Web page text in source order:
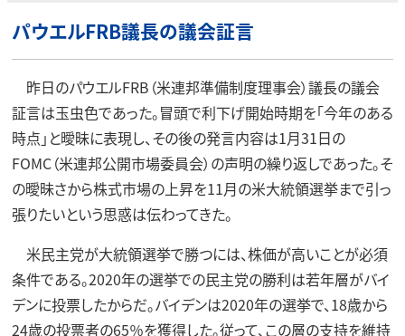
パウエルFRB議長の議会証言
昨日のパウエルFRB（米連邦準備制度理事会）議長の議会
証言は玉虫色であった。冒頭で利下げ開始時期を「今年のある
時点」と曖昧に表現し、その後の発言内容は1月31日の
FOMC（米連邦公開市場委員会）の声明の繰り返しであった。そ
の曖昧さから株式市場の上昇を11月の米大統領選挙まで引っ
張りたいという思惑は伝わってきた。
米民主党が大統領選挙で勝つには、株価が高いことが必須
条件である。2020年の選挙での民主党の勝利は若年層がバイ
デンに投票したからだ。バイデンは2020年の選挙で、18歳から
24歳の投票者の65％を獲得した。従って、この層の支持を維持